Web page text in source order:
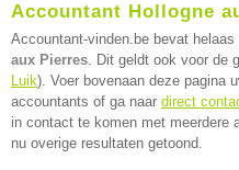
Accountant Hollogne
Accountant-vinden.be bevat helaas
aux Pierres. Dit geldt ook voor de
Luik). Voer bovenaan deze pagina
accountants of ga naar direct
in contact te komen met meerdere
nu overige resultaten getoond.